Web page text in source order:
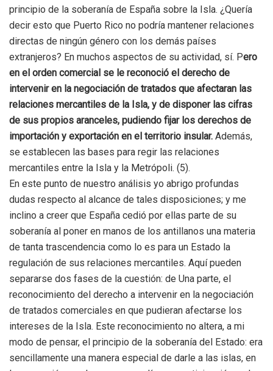
principio de la soberanía de España sobre la Isla. ¿Quería
decir esto que Puerto Rico no podría mantener relaciones
directas de ningún género con los demás países
extranjeros? En muchos aspectos de su actividad, sí. Pero
en el orden comercial se le reconoció el derecho de
intervenir en la negociación de tratados que afectaran las
relaciones mercantiles de la Isla, y de disponer las cifras
de sus propios aranceles, pudiendo fijar los derechos de
importación y exportación en el territorio insular. Además,
se establecen las bases para regir las relaciones
mercantiles entre la Isla y la Metrópoli. (5).
En este punto de nuestro análisis yo abrigo profundas
dudas respecto al alcance de tales disposiciones; y me
inclino a creer que España cedió por ellas parte de su
soberanía al poner en manos de los antillanos una materia
de tanta trascendencia como lo es para un Estado la
regulación de sus relaciones mercantiles. Aquí pueden
separarse dos fases de la cuestión: de Una parte, el
reconocimiento del derecho a intervenir en la negociación
de tratados comerciales en que pudieran afectarse los
intereses de la Isla. Este reconocimiento no altera, a mi
modo de pensar, el principio de la soberanía del Estado: era
sencillamente una manera especial de darle a las islas, en